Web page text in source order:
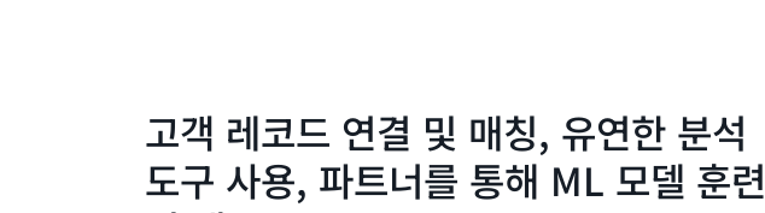
고객 레코드 연결 및 매칭, 유연한 분석
도구 사용, 파트너를 통해 ML 모델 훈련